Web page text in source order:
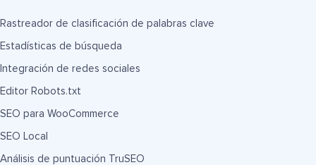
Rastreador de clasificación de palabras clave
Estadísticas de búsqueda
Integración de redes sociales
Editor Robots.txt
SEO para WooCommerce
SEO Local
Análisis de puntuación TruSEO